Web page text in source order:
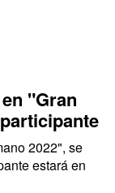
"Gran
2022", se
estará en